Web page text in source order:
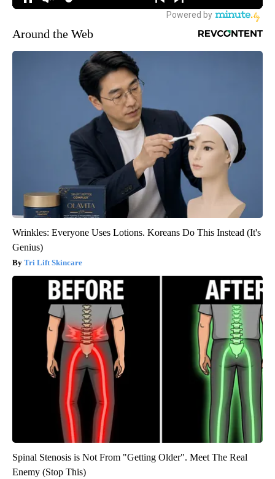
Around the Web
Wrinkles: Everyone Uses Lotions. Koreans Do This Instead (It's
Genius)
Tri Lift Skincare
Spinal Stenosis is Not From "Getting Older". Meet The Real
Enemy (Stop This)